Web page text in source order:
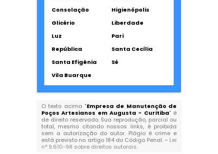
Consolação
Higienópolis
Glicério
Liberdade
Luz
Pari
República
Santa Cecília
Santa Efigênia
Sé
Vila Buarque
O texto acima "Empresa de Manutenção de
Poços Artesianos em Augusta - Curitiba" é
de direito reservado. Sua reprodução, parcial ou
total, mesmo citando nossos links, é proibida
sem a autorização do autor. Plágio é crime e
está previsto no artigo 184 do Código Penal. – Lei
n° 9.610-98 sobre direitos autorais.